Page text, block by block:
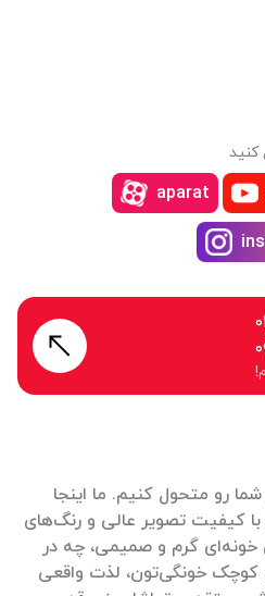
رو متحول کنیم. ما اینجا
با کیفیت تصویر عالی و رنگ‌های
خونه‌ای گرم و صمیمی، چه در
کوچک خونگی‌تون، لذت واقعی
کنید
aparat